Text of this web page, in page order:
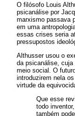
O filósofo Louis
psicanálise por
marxismo passava
em uma
essas crises seria
pressupostos
Althusser usou o
da psicanálise, cuja
meio social. O
introduzirem nela
virtude da
Que esse
todo
também